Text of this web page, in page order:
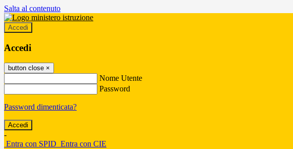
Salta al contenuto
Accedi
Accedi
button close ×
Nome Utente
Password
Password dimenticata?
-
Entra con SPID Entra con CIE